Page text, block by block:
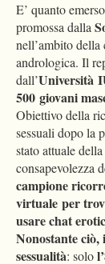
E’ quanto
promossa dalla
nell’ambito
andrologica. Il
dall’Università
500 giovani
Obiettivo della
sessuali dopo la
stato attuale
consapevolezza
campione
virtuale per
usare chat
Nonostante
sessualità: solo